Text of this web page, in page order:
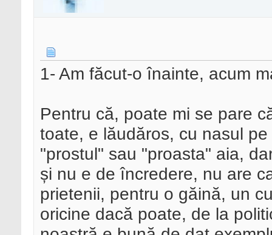
1- Am făcut-o înainte, acum
Pentru că, poate mi se pare
toate, e lăudăros, cu nasul
"prostul" sau "proasta" aia,
și nu e de încredere, nu are
prietenii, pentru o găină, un
oricine dacă poate, de la